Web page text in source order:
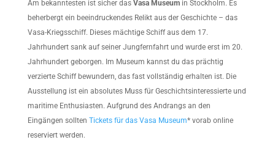
Am bekanntesten ist sicher das Vasa Museumin Stockholm. Es
beherbergt ein beeindruckendes Relikt aus der Geschichte – das
Vasa-Kriegsschiff. Dieses mächtige Schiff aus dem 17.
Jahrhundert sank auf seiner Jungfernfahrt und wurde erst im 20.
Jahrhundert geborgen. Im Museum kannst du das prächtig
verzierte Schiff bewundern, das fast vollständig erhalten ist. Die
Ausstellung ist ein absolutes Muss für Geschichtsinteressierte und
maritime Enthusiasten. Aufgrund des Andrangs an den
Eingängen sollten Tickets für das Vasa Museum* vorab online
reserviert werden.